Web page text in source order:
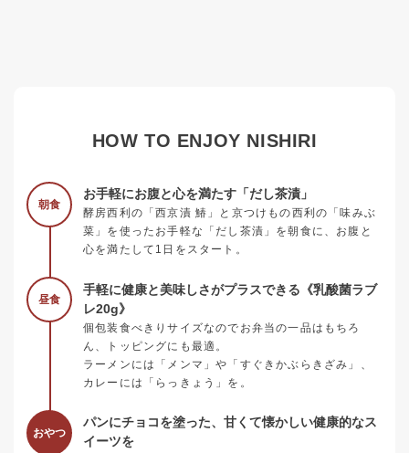
HOW TO ENJOY NISHIRI
朝食
お手軽にお腹と心を満たす「だし茶漬」
酵房西利の「西京漬 鰆」と京つけもの西利の「味みぶ
菜」を使ったお手軽な「だし茶漬」を朝食に、お腹と
心を満たして1日をスタート。
昼食
手軽に健康と美味しさがプラスできる《乳酸菌ラブ
レ20g》
個包装食べきりサイズなのでお弁当の一品はもちろ
ん、トッピングにも最適。
ラーメンには「メンマ」や「すぐきかぶらきざみ」、
カレーには「らっきょう」を。
おやつ
パンにチョコを塗った、甘くて懐かしい健康的なス
イーツを